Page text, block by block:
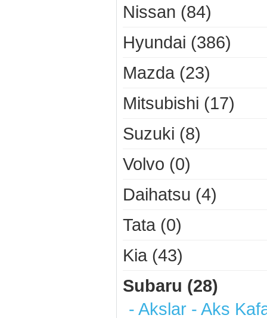
Nissan (84)
Hyundai (386)
Mazda (23)
Mitsubishi (17)
Suzuki (8)
Volvo (0)
Daihatsu (4)
Tata (0)
Kia (43)
Subaru (28)
- Akslar - Aks